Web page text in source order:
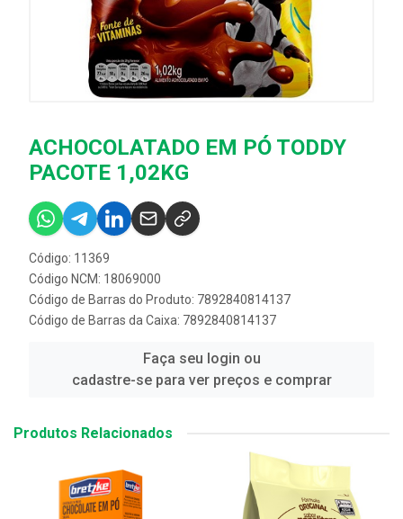
ACHOCOLATADO EM PÓ TODDY
PACOTE 1,02KG
Código: 11369
Código NCM: 18069000
Código de Barras do Produto: 7892840814137
Código de Barras da Caixa: 7892840814137
Faça seu login ou
cadastre-se para ver preços e comprar
Produtos Relacionados